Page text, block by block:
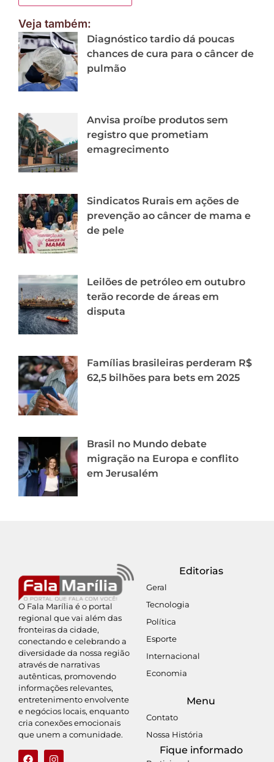
Veja também:
Diagnóstico tardio dá poucas
chances de cura para o câncer de
pulmão
Anvisa proíbe produtos sem
registro que prometiam
emagrecimento
Sindicatos Rurais em ações de
prevenção ao câncer de mama e
de pele
Leilões de petróleo em outubro
terão recorde de áreas em
disputa
Famílias brasileiras perderam R$
62,5 bilhões para bets em 2025
Brasil no Mundo debate
migração na Europa e conflito
em Jerusalém
O Fala Marília é o portal
regional que vai além das
fronteiras da cidade,
conectando e celebrando a
diversidade da nossa região
através de narrativas
autênticas, promovendo
informações relevantes,
entretenimento envolvente
e negócios locais, enquanto
cria conexões emocionais
que unem a comunidade.
Editorias
Geral
Tecnologia
Política
Esporte
Internacional
Economia
Menu
Contato
Nossa História
Fique informado